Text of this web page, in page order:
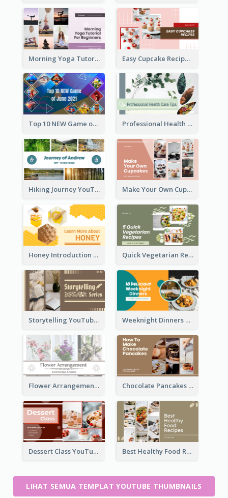
Morning Yoga Tutorial YouTube Thumbnail Easy Cupcake Recipes YouTube Thumbnail
Top 10 NEW Game of June 2021 YouTube Thumbnail Professional Health Care Tips YouTube Thumbnail
Hiking Journey YouTube Thumbnail Make Your Own Cupcakes YouTube Thumbnail
Honey Introduction YouTube Thumbnail Quick Vegetarian Recipes YouTube Thumbnail
Storytelling YouTube Thumbnail Weeknight Dinners Recipe YouTube Thumbnail
Flower Arrangement YouTube Thumbnail Chocolate Pancakes Recipe YouTube Thumbnail
Dessert Class YouTube Thumbnail Best Healthy Food Recipes YouTube Thumbnail
LIHAT SEMUA TEMPLAT YOUTUBE THUMBNAILS